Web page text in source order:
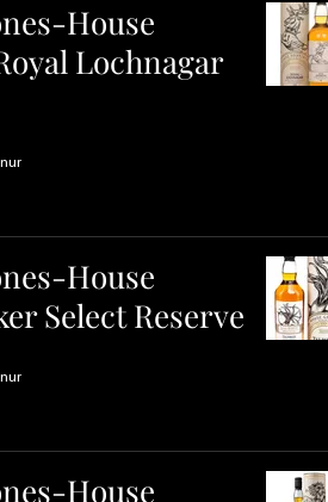
House
Lochnagar
House
Select Reserve
House